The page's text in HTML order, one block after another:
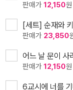
판매가 12,150원
[세트] 순재와
판매가 23,850
어느 날 문이
판매가 12,150원
6교시에 너를